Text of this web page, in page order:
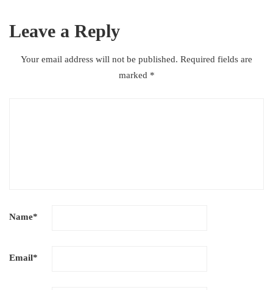
Leave a Reply
Your email address will not be published. Required fields are
marked *
Name*
Email*